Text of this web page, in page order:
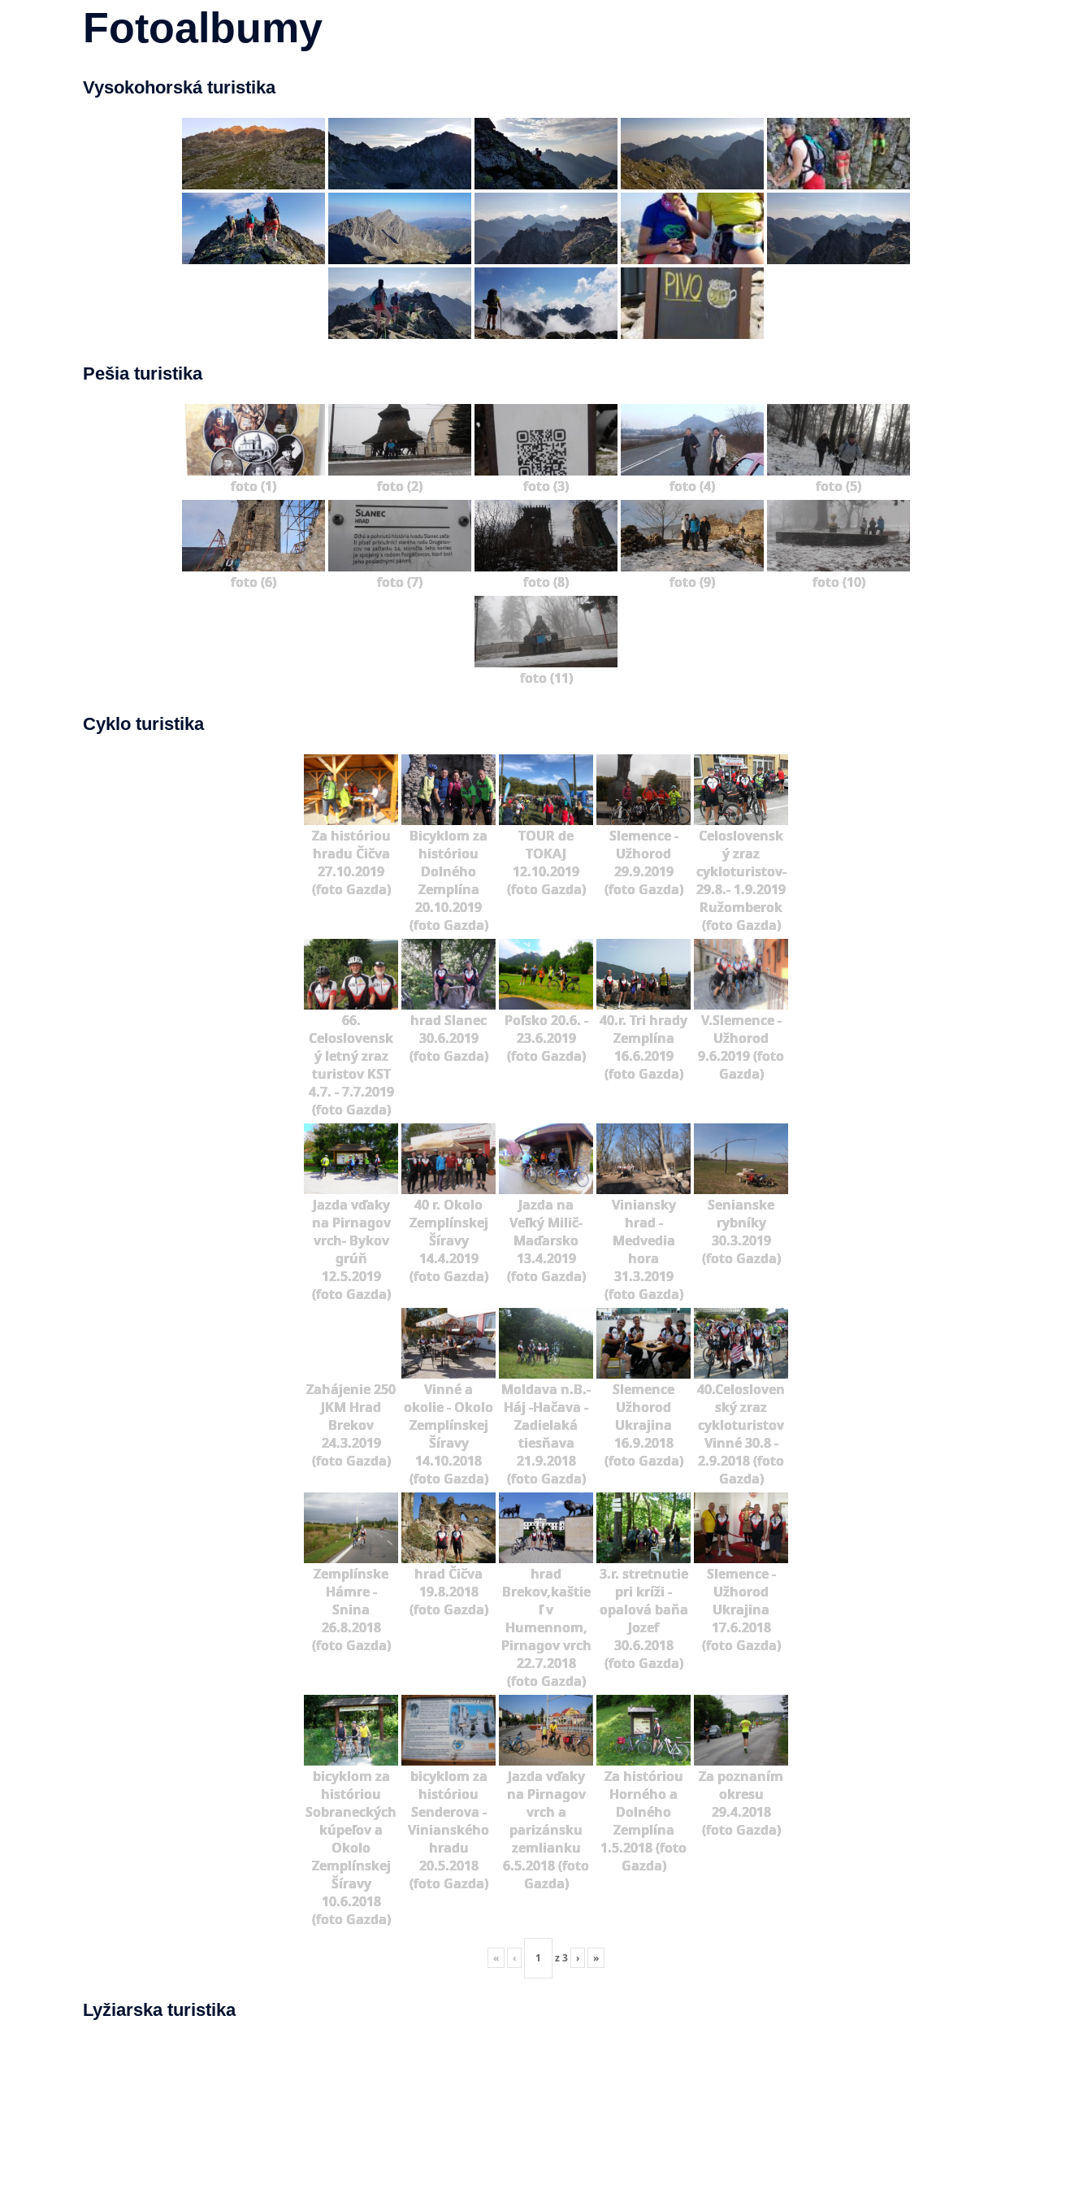
Fotoalbumy
Vysokohorská turistika
Pešia turistika
foto (1) foto (2) foto (3) foto (4) foto (5)
foto (6) foto (7) foto (8) foto (9) foto (10)
foto (11)
Cyklo turistika
Za históriou
hradu Čičva
27.10.2019
(foto Gazda)
Bicyklom za
históriou
Dolného
Zemplína
20.10.2019
(foto Gazda)
TOUR de
TOKAJ
12.10.2019
(foto Gazda)
Slemence -
Užhorod
29.9.2019
(foto Gazda)
Celoslovensk
ý zraz
cykloturistov-
29.8.- 1.9.2019
Ružomberok
(foto Gazda)
66.
Celoslovensk
ý letný zraz
turistov KST
4.7. - 7.7.2019
(foto Gazda)
hrad Slanec
30.6.2019
(foto Gazda)
Poľsko 20.6. -
23.6.2019
(foto Gazda)
40.r. Tri hrady
Zemplína
16.6.2019
(foto Gazda)
V.Slemence -
Užhorod
9.6.2019 (foto
Gazda)
Jazda vďaky
na Pirnagov
vrch- Bykov
grúň
12.5.2019
(foto Gazda)
40 r. Okolo
Zemplínskej
Šíravy
14.4.2019
(foto Gazda)
Jazda na
Veľký Milič-
Maďarsko
13.4.2019
(foto Gazda)
Viniansky
hrad -
Medvedia
hora
31.3.2019
(foto Gazda)
Senianske
rybníky
30.3.2019
(foto Gazda)
Zahájenie 250
JKM Hrad
Brekov
24.3.2019
(foto Gazda)
Vinné a
okolie - Okolo
Zemplínskej
Šíravy
14.10.2018
(foto Gazda)
Moldava n.B.-
Háj -Hačava -
Zadielaká
tiesňava
21.9.2018
(foto Gazda)
Slemence
Užhorod
Ukrajina
16.9.2018
(foto Gazda)
40.Celosloven
ský zraz
cykloturistov
Vinné 30.8 -
2.9.2018 (foto
Gazda)
Zemplínske
Hámre -
Snina
26.8.2018
(foto Gazda)
hrad Čičva
19.8.2018
(foto Gazda)
hrad
Brekov,kaštie
ľ v
Humennom,
Pirnagov vrch
22.7.2018
(foto Gazda)
3.r. stretnutie
pri kríži -
opalová baňa
Jozef
30.6.2018
(foto Gazda)
Slemence -
Užhorod
Ukrajina
17.6.2018
(foto Gazda)
bicyklom za
históriou
Sobraneckých
kúpeľov a
Okolo
Zemplínskej
Šíravy
10.6.2018
(foto Gazda)
bicyklom za
históriou
Senderova -
Vinianského
hradu
20.5.2018
(foto Gazda)
Jazda vďaky
na Pirnagov
vrch a
parizánsku
zemlianku
6.5.2018 (foto
Gazda)
Za históriou
Horného a
Dolného
Zemplína
1.5.2018 (foto
Gazda)
Za poznaním
okresu
29.4.2018
(foto Gazda)
« ‹ z3 › »
Lyžiarska turistika